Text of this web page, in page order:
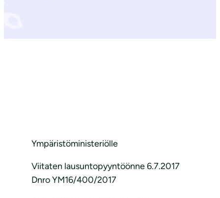
Ympäristöministeriölle
Viitaten lausuntopyyntöönne 6.7.2017
Dnro YM16/400/2017